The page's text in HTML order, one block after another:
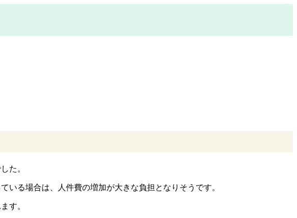
た。
いる場合は、人件費の増加が大きな負担となりそうです。
す。